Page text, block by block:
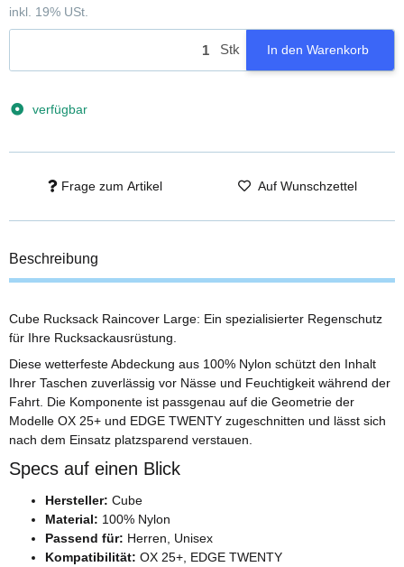
inkl. 19% USt.
Stk In den Warenkorb
verfügbar
Frage zum Artikel Auf Wunschzettel
Beschreibung
Cube Rucksack Raincover Large: Ein spezialisierter Regenschutz
für Ihre Rucksackausrüstung.
Diese wetterfeste Abdeckung aus 100% Nylon schützt den Inhalt
Ihrer Taschen zuverlässig vor Nässe und Feuchtigkeit während der
Fahrt. Die Komponente ist passgenau auf die Geometrie der
Modelle OX 25+ und EDGE TWENTY zugeschnitten und lässt sich
nach dem Einsatz platzsparend verstauen.
Specs auf einen Blick
Hersteller: Cube
Material: 100% Nylon
Passend für: Herren, Unisex
Kompatibilität: OX 25+, EDGE TWENTY